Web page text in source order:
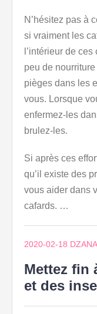
N’hésitez pas à
si vraiment les
l’intérieur de
peu de
pièges dans les
vous. Lorsque
enfermez-les
brulez-les.
Si après ces
qu’il existe des
vous aider dans
cafards. …
2020-02-18 DZANA
Mettez fin
et des